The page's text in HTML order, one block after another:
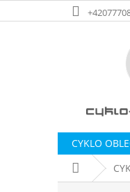
na
CYKLO
Domů